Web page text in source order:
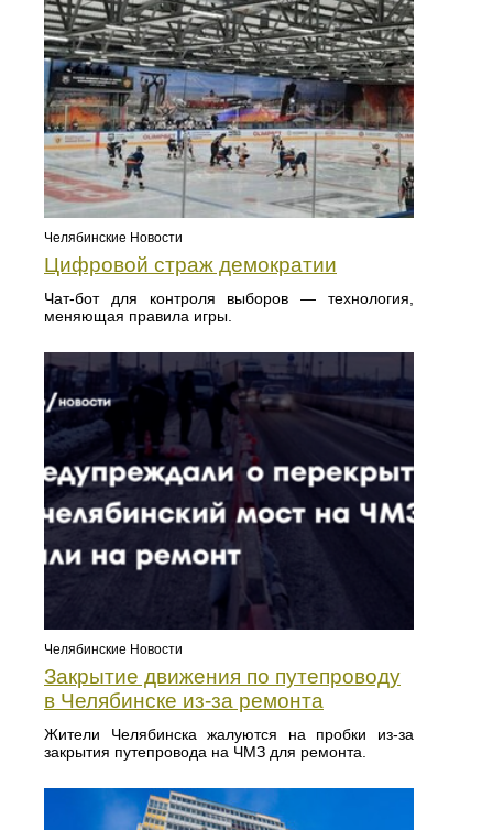
Челябинские Новости
Цифровой страж демократии
Чат-бот для контроля выборов — технология,
меняющая правила игры.
Челябинские Новости
Закрытие движения по путепроводу
в Челябинске из-за ремонта
Жители Челябинска жалуются на пробки из-за
закрытия путепровода на ЧМЗ для ремонта.